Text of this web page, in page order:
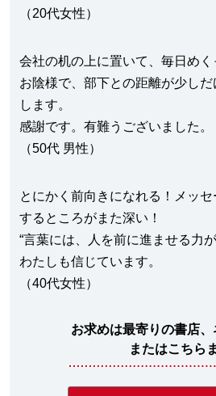
（20代女性）
会社の机の上に置いて、毎日めく
お陰様で、部下との距離が少し
します。
感謝です。有難うございました。
（50代 男性）
とにかく前向きになれる！メッ
するところがまた深い！
“言葉には、人を前に進ませる力
わたしも信じています。
（40代女性）
お求めは最寄りの書店、
またはこちら